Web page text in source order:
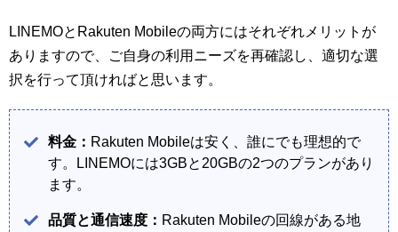
LINEMOとRakuten Mobileの両方にはそれぞれメリットが
ありますので、ご自身の利用ニーズを再確認し、適切な選
択を行って頂ければと思います。
料金： Rakuten Mobileは安く、誰にでも理想的で
す。LINEMOには3GBと20GBの2つのプランがあり
ます。
品質と通信速度： Rakuten Mobileの回線がある地